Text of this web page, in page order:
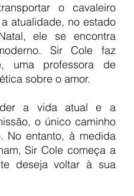
o cavaleiro
atualidade, no estado
ele se encontra
Sir Cole faz
uma professora de
sobre o amor.
a vida atual e a
o único caminho
No entanto, à medida
Sir Cole começa a
deseja voltar à sua